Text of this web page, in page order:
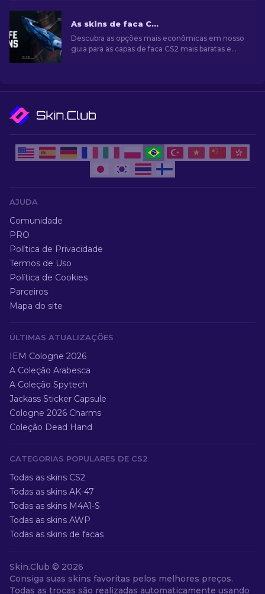
As skins de faca CS2 mais baratas [2026]
Descubra as opções mais econômicas em nosso
guia para as capas de faca CS2 mais baratas e
AJUDA
Comunidade
PRO
Política de Privacidade
Termos de Uso
Política de Cookies
Parceiros
Mapa do site
ÚLTIMAS ATUALIZAÇÕES
IEM Cologne 2026
A Coleção Arabesca
A Coleção Spytech
Jackass Sticker Capsule
Cologne 2026 Charms
Coleção Dead Hand
CATEGORIAS POPULARES DE CS2
Todas as skins CS2
Todas as skins AK-47
Todas as skins M4A1-S
Todas as skins AWP
Todas as skins de facas
Skin.Club © 2026
Consiga suas skins favoritas pelos melhores preços.
Todas as trocas são realizadas automaticamente usando